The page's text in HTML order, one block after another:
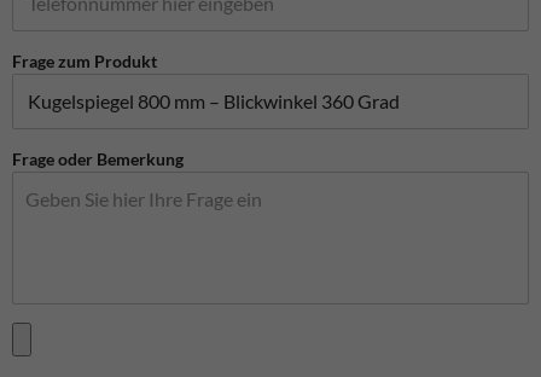
Frage zum Produkt
Frage oder Bemerkung